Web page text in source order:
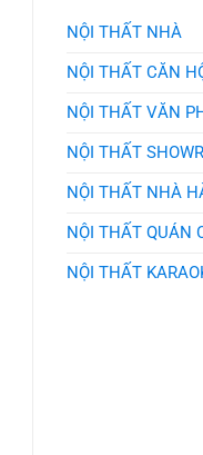
NỘI THẤT NHÀ
NỘI THẤT CĂN
NỘI THẤT VĂN
NỘI THẤT
NỘI THẤT NHÀ
NỘI THẤT QUÁN
NỘI THẤT